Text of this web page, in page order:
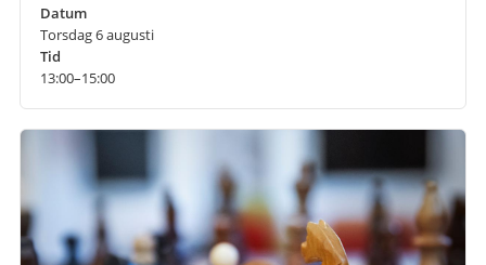
Datum
Torsdag 6 augusti
Tid
13:00–15:00